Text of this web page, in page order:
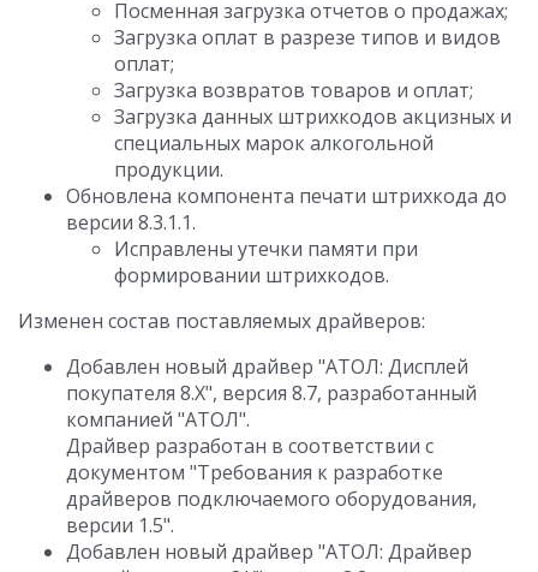
Посменная загрузка отчетов о продажах;
Загрузка оплат в разрезе типов и видов
оплат;
Загрузка возвратов товаров и оплат;
Загрузка данных штрихкодов акцизных и
специальных марок алкогольной
продукции.
Обновлена компонента печати штрихкода до
версии 8.3.1.1.
Исправлены утечки памяти при
формировании штрихкодов.
Изменен состав поставляемых драйверов:
Добавлен новый драйвер "АТОЛ: Дисплей
покупателя 8.X", версия 8.7, разработанный
компанией "АТОЛ".
Драйвер разработан в соответствии с
документом "Требования к разработке
драйверов подключаемого оборудования,
версии 1.5".
Добавлен новый драйвер "АТОЛ: Драйвер